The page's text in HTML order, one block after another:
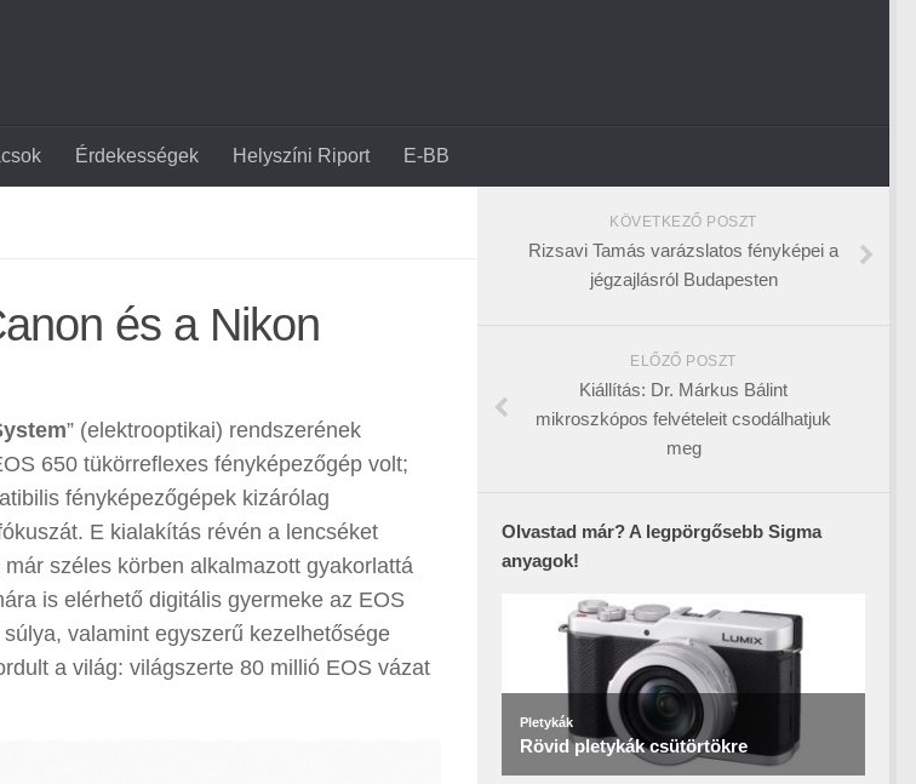
Érdekességek Helyszíni Riport E-BB
és a Nikon
” (elektrooptikai) rendszerének
650 tükörreflexes fényképezőgép volt;
fényképezőgépek kizárólag
E kialakítás révén a lencséket
széles körben alkalmazott gyakorlattá
is elérhető digitális gyermeke az EOS
valamint egyszerű kezelhetősége
a világ: világszerte 80 millió EOS vázat
KÖVETKEZŐ POSZT
Rizsavi Tamás varázslatos fényképei a
jégzajlásról Budapesten
ELŐZŐ POSZT
Kiállítás: Dr. Márkus Bálint
mikroszkópos felvételeit csodálhatjuk
meg
Olvastad már? A legpörgősebb Sigma
anyagok!